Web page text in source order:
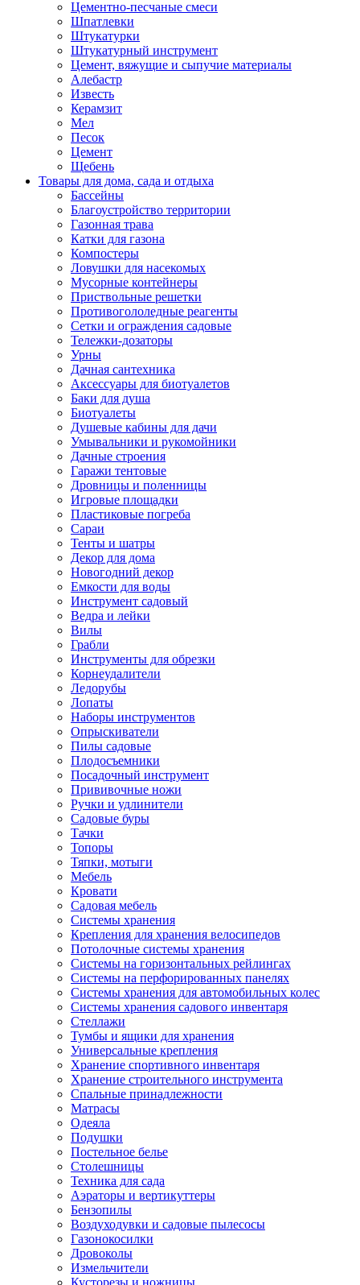
Цементно-песчаные смеси
Шпатлевки
Штукатурки
Штукатурный инструмент
Цемент, вяжущие и сыпучие материалы
Алебастр
Известь
Керамзит
Мел
Песок
Цемент
Щебень
Товары для дома, сада и отдыха
Бассейны
Благоустройство территории
Газонная трава
Катки для газона
Компостеры
Ловушки для насекомых
Мусорные контейнеры
Приствольные решетки
Противогололедные реагенты
Сетки и ограждения садовые
Тележки-дозаторы
Урны
Дачная сантехника
Аксессуары для биотуалетов
Баки для душа
Биотуалеты
Душевые кабины для дачи
Умывальники и рукомойники
Дачные строения
Гаражи тентовые
Дровницы и поленницы
Игровые площадки
Пластиковые погреба
Сараи
Тенты и шатры
Декор для дома
Новогодний декор
Емкости для воды
Инструмент садовый
Ведра и лейки
Вилы
Грабли
Инструменты для обрезки
Корнеудалители
Ледорубы
Лопаты
Наборы инструментов
Опрыскиватели
Пилы садовые
Плодосъемники
Посадочный инструмент
Прививочные ножи
Ручки и удлинители
Садовые буры
Тачки
Топоры
Тяпки, мотыги
Мебель
Кровати
Садовая мебель
Системы хранения
Крепления для хранения велосипедов
Потолочные системы хранения
Системы на горизонтальных рейлингах
Системы на перфорированных панелях
Системы хранения для автомобильных колес
Системы хранения садового инвентаря
Стеллажи
Тумбы и ящики для хранения
Универсальные крепления
Хранение спортивного инвентаря
Хранение строительного инструмента
Спальные принадлежности
Матрасы
Одеяла
Подушки
Постельное белье
Столешницы
Техника для сада
Аэраторы и вертикуттеры
Бензопилы
Воздуходувки и садовые пылесосы
Газонокосилки
Дровоколы
Измельчители
Кусторезы и ножницы